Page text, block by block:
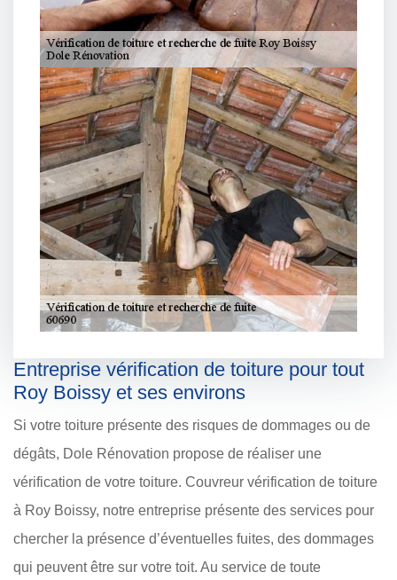
Entreprise vérification de toiture pour tout
Roy Boissy et ses environs
Si votre toiture présente des risques de dommages ou de
dégâts, Dole Rénovation propose de réaliser une
vérification de votre toiture. Couvreur vérification de toiture
à Roy Boissy, notre entreprise présente des services pour
chercher la présence d’éventuelles fuites, des dommages
qui peuvent être sur votre toit. Au service de toute